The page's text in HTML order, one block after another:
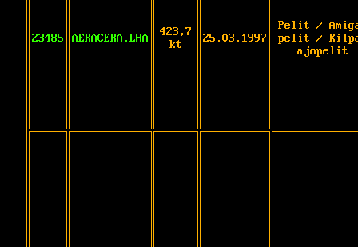
23485 AERACERA.LHA
423,7
kt
25.03.1997
Pelit /
pelit /
ajopelit